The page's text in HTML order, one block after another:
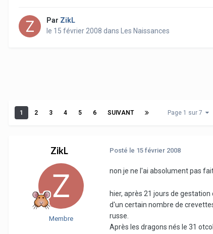
Par ZikL
le 15 février 2008 dans Les Naissances
1 2 3 4 5 6 SUIVANT Page 1 sur 7
ZikL
Membre
Posté le 15 février 2008
non je ne l'ai absolument pas
hier, après 21 jours de
d'un certain nombre de
russe.
Après les dragons nés le 31